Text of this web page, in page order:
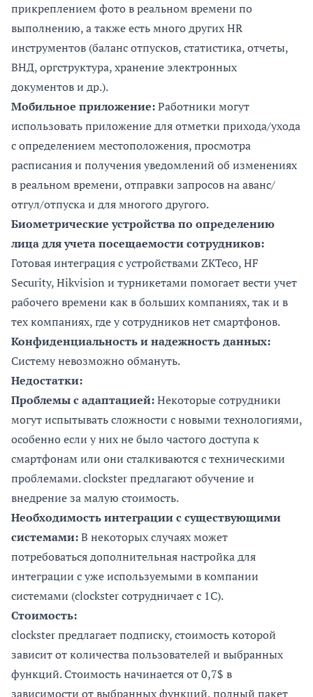
прикреплением фото в реальном времени по
выполнению, а также есть много других HR
инструментов (баланс отпусков, статистика, отчеты,
ВНД, оргструктура, хранение электронных
документов и др.).
Мобильное приложение:Работники могут
использовать приложение для отметки прихода/ухода
с определением местоположения, просмотра
расписания и получения уведомлений об изменениях
в реальном времени, отправки запросов на аванс/
отгул/отпуска и для многого другого.
Биометрические устройства по определению
лица для учета посещаемости сотрудников:
Готовая интеграция с устройствами ZKTeco, HF
Security, Hikvision и турникетами помогает вести учет
рабочего времени как в больших компаниях, так и в
тех компаниях, где у сотрудников нет смартфонов.
Конфиденциальность и надежность данных:
Систему невозможно обмануть.
Недостатки:
Проблемы с адаптацией:Некоторые сотрудники
могут испытывать сложности с новыми технологиями,
особенно если у них не было частого доступа к
смартфонам или они сталкиваются с техническими
проблемами. clockster предлагают обучение и
внедрение за малую стоимость.
Необходимость интеграции с существующими
системами:В некоторых случаях может
потребоваться дополнительная настройка для
интеграции с уже используемыми в компании
системами (clockster сотрудничает с 1C).
Стоимость:
clockster предлагает подписку, стоимость которой
зависит от количества пользователей и выбранных
функций. Стоимость начинается от 0,7$ в
зависимости от выбранных функций, полный пакет